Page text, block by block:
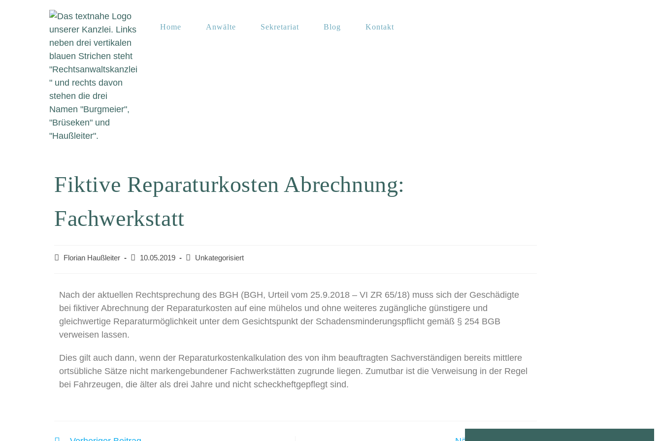
Home Anwälte Sekretariat Blog Kontakt
Fiktive Reparaturkosten Abrechnung:
Fachwerkstatt
Florian Haußleiter 10.05.2019 Unkategorisiert
Nach der aktuellen Rechtsprechung des BGH (BGH, Urteil vom 25.9.2018 – VI ZR 65/18) muss sich der Geschädigte
bei fiktiver Abrechnung der Reparaturkosten auf eine mühelos und ohne weiteres zugängliche günstigere und
gleichwertige Reparaturmöglichkeit unter dem Gesichtspunkt der Schadensminderungspflicht gemäß § 254 BGB
verweisen lassen.
Dies gilt auch dann, wenn der Reparaturkostenkalkulation des von ihm beauftragten Sachverständigen bereits mittlere
ortsübliche Sätze nicht markengebundener Fachwerkstätten zugrunde liegen. Zumutbar ist die Verweisung in der Regel
bei Fahrzeugen, die älter als drei Jahre und nicht scheckheftgepflegt sind.